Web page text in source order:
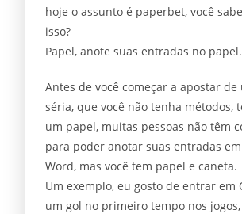
hoje o assunto é paperbet, você
isso?
Papel, anote suas entradas no papel.
Antes de você começar a apostar
séria, que você não tenha métodos,
um papel, muitas pessoas não têm
para poder anotar suas entradas em
Word, mas você tem papel e caneta.
Um exemplo, eu gosto de entrar em
um gol no primeiro tempo nos